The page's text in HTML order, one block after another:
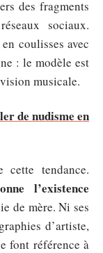
des fragments
sociaux.
coulisses avec
: le modèle est
musicale.
de nudisme en
tendance.
l’existence
de mère. Ni ses
d’artiste,
font référence à